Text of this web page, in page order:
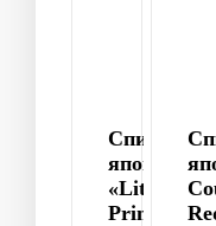
Спирея
японская
«Little
Princess»